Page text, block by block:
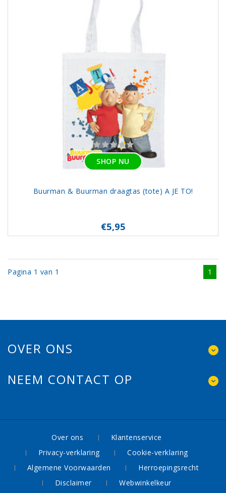
SHOP NU
Buurman & Buurman draagtas (tote) A JE TO!
€5,95
Pagina 1 van 1 1
OVER ONS
NEEM CONTACT OP
Over ons
Klantenservice
Privacy-verklaring
Cookie-verklaring
Algemene Voorwaarden
Herroepingsrecht
Disclaimer
Webwinkelkeur